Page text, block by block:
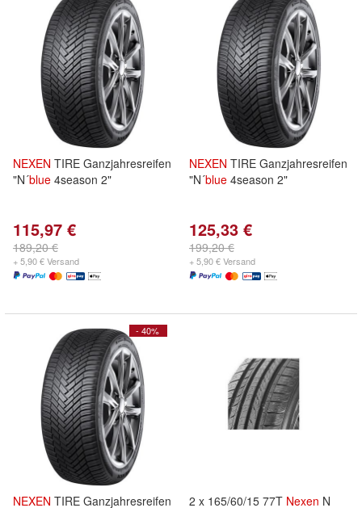
NEXEN TIRE Ganzjahresreifen
"N´blue 4season 2"
115,97 €
189,20 €
+ 5,90 € Versand
NEXEN TIRE Ganzjahresreifen
"N´blue 4season 2"
125,33 €
199,20 €
+ 5,90 € Versand
- 40%
NEXEN TIRE Ganzjahresreifen 2 x 165/60/15 77T Nexen N